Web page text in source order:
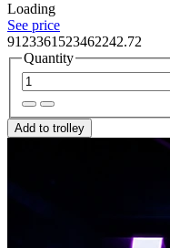
Loading
See price
9123361523462242.72
Quantity
Add to trolley